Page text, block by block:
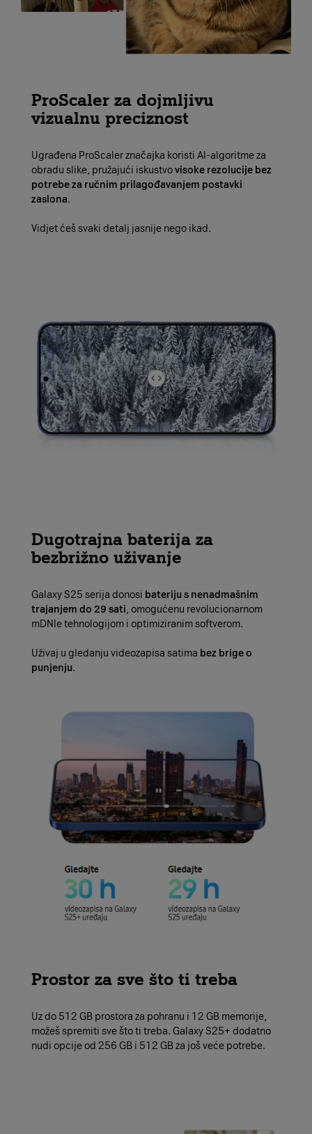
ProScaler za dojmljivu
vizualnu preciznost
Ugrađena ProScaler značajka koristi AI-algoritme za
obradu slike, pružajući iskustvovisoke rezolucije bez
potrebe za ručnim prilagođavanjem postavki
zaslona.
Vidjet ćeš svaki detalj jasnije nego ikad.
Dugotrajna baterija za
bezbrižno uživanje
Galaxy S25 serija donosi bateriju s nenadmašnim
trajanjem do 29 sati, omogućenu revolucionarnom
mDNIe tehnologijom i optimiziranim softverom.
Uživaj u gledanju videozapisa satima bez brige o
punjenju.
Prostor za sve što ti treba
Uz do 512 GB prostora za pohranu i 12 GB memorije,
možeš spremiti sve što ti treba. Galaxy S25+ dodatno
nudi opcije od 256 GB i 512 GB za još veće potrebe.